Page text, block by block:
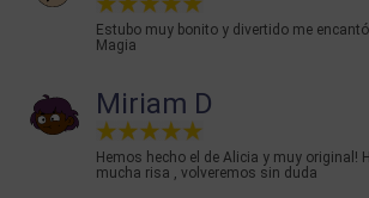
Estubo muy bonito y divertido me
Magia
Miriam D
Hemos hecho el de Alicia y muy original!
mucha risa , volveremos sin duda